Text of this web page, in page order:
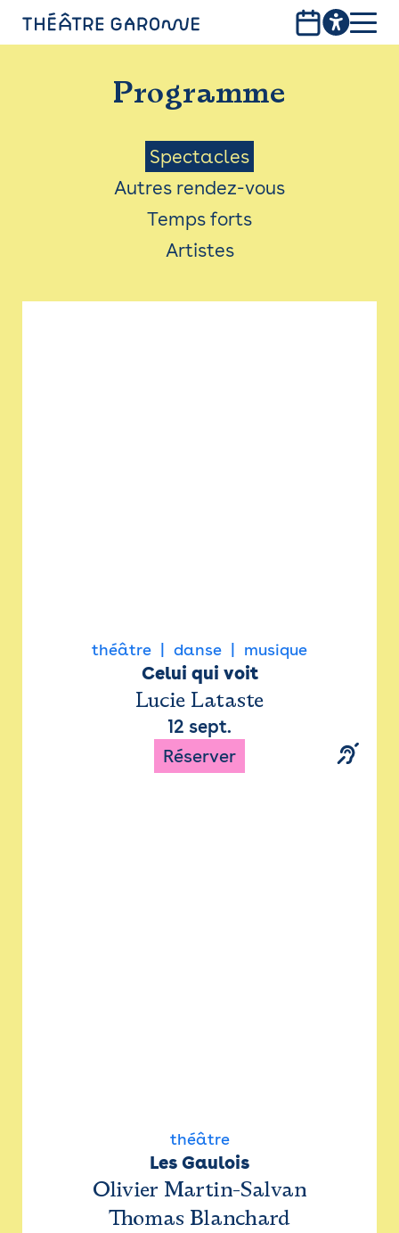
PROGRAMME
INFOS PRATIQUES
AVEC LES PUBLICS
ACCESSIBILITÉ
LES PRODUCTIONS
Programme
Menu
Saison
Spectacles
Autres rendez-vous
Temps forts
Artistes
théâtre danse musique
Celui qui voit
Lucie Lataste
12 sept.
Réserver
théâtre
Les Gaulois
Olivier Martin-Salvan
Thomas Blanchard